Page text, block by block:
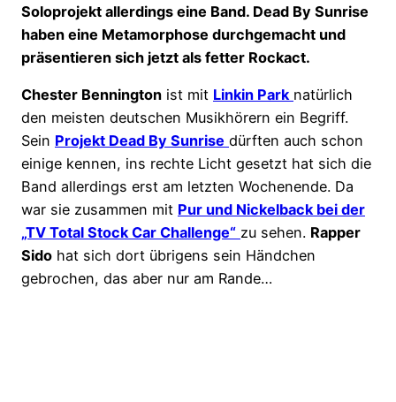
Soloprojekt allerdings eine Band. Dead By Sunrise
haben eine Metamorphose durchgemacht und
präsentieren sich jetzt als fetter Rockact.
Chester Bennington ist mit Linkin Park natürlich
den meisten deutschen Musikhörern ein Begriff.
Sein Projekt Dead By Sunrise dürften auch schon
einige kennen, ins rechte Licht gesetzt hat sich die
Band allerdings erst am letzten Wochenende. Da
war sie zusammen mit Pur und Nickelback bei der
„TV Total Stock Car Challenge“ zu sehen. Rapper
Sido hat sich dort übrigens sein Händchen
gebrochen, das aber nur am Rande…